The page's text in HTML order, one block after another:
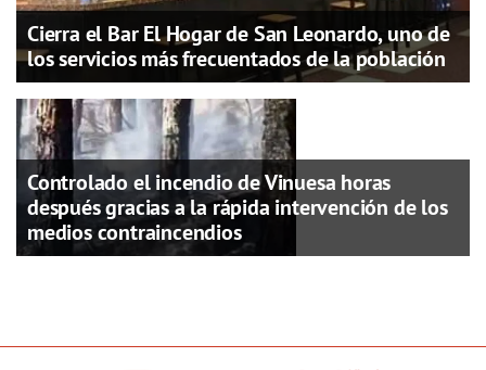
Cierra el Bar El Hogar de San Leonardo, uno de
los servicios más frecuentados de la población
Controlado el incendio de Vinuesa horas
después gracias a la rápida intervención de los
medios contraincendios